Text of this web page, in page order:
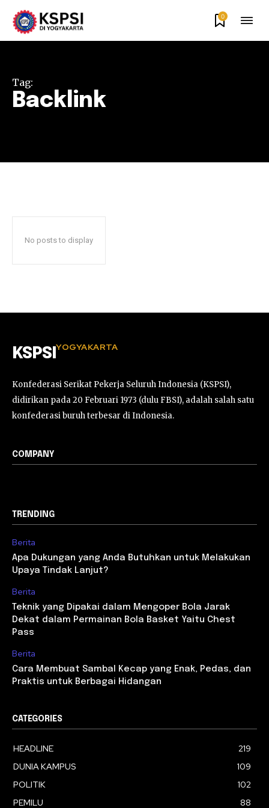
0
Tag:
Backlink
No posts to display
KSPSI YOGYAKARTA
Konfederasi Serikat Pekerja Seluruh Indonesia (KSPSI),
didirikan pada 20 Februari 1973 (dulu FBSI), adalah salah satu
konfederasi buruh terbesar di Indonesia.
COMPANY
TRENDING
Berita
Apa Dukungan yang Anda Butuhkan untuk Melakukan
Upaya Tindak Lanjut?
Berita
Teknik yang Dipakai dalam Mengoper Bola Jarak
Dekat dalam Permainan Bola Basket Yaitu Chest
Pass
Berita
Cara Membuat Sambal Kecap yang Enak, Pedas, dan
Praktis untuk Berbagai Hidangan
CATEGORIES
HEADLINE
219
DUNIA KAMPUS
109
POLITIK
102
PEMILU
88